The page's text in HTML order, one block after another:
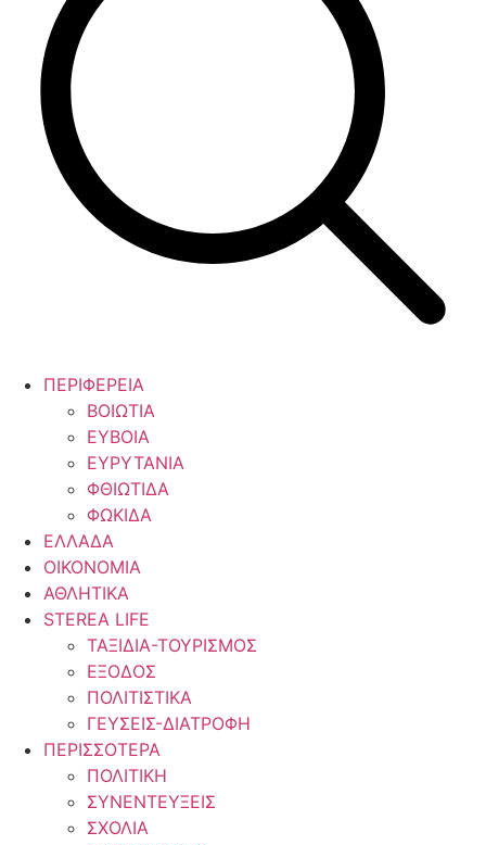
ΠΕΡΙΦΕΡΕΙΑ
ΒΟΙΩΤΙΑ
ΕΥΒΟΙΑ
ΕΥΡΥΤΑΝΙΑ
ΦΘΙΩΤΙΔΑ
ΦΩΚΙΔΑ
ΕΛΛΑΔΑ
ΟΙΚΟΝΟΜΙΑ
ΑΘΛΗΤΙΚΑ
STEREA LIFE
ΤΑΞΙΔΙΑ-ΤΟΥΡΙΣΜΟΣ
ΕΞΟΔΟΣ
ΠΟΛΙΤΙΣΤΙΚΑ
ΓΕΥΣΕΙΣ-ΔΙΑΤΡΟΦΗ
ΠΕΡΙΣΣΟΤΕΡΑ
ΠΟΛΙΤΙΚΗ
ΣΥΝΕΝΤΕΥΞΕΙΣ
ΣΧΟΛΙΑ